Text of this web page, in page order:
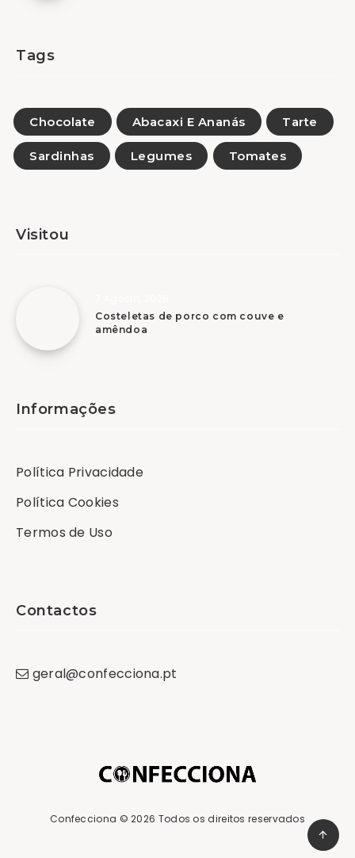
Tags
Chocolate Abacaxi E Ananás Tarte
Sardinhas Legumes Tomates
Visitou
Costeletas de porco com couve e
amêndoa
Informações
Política Privacidade
Política Cookies
Termos de Uso
Contactos
geral@confecciona.pt
Confecciona © 2026 Todos os direitos reservados